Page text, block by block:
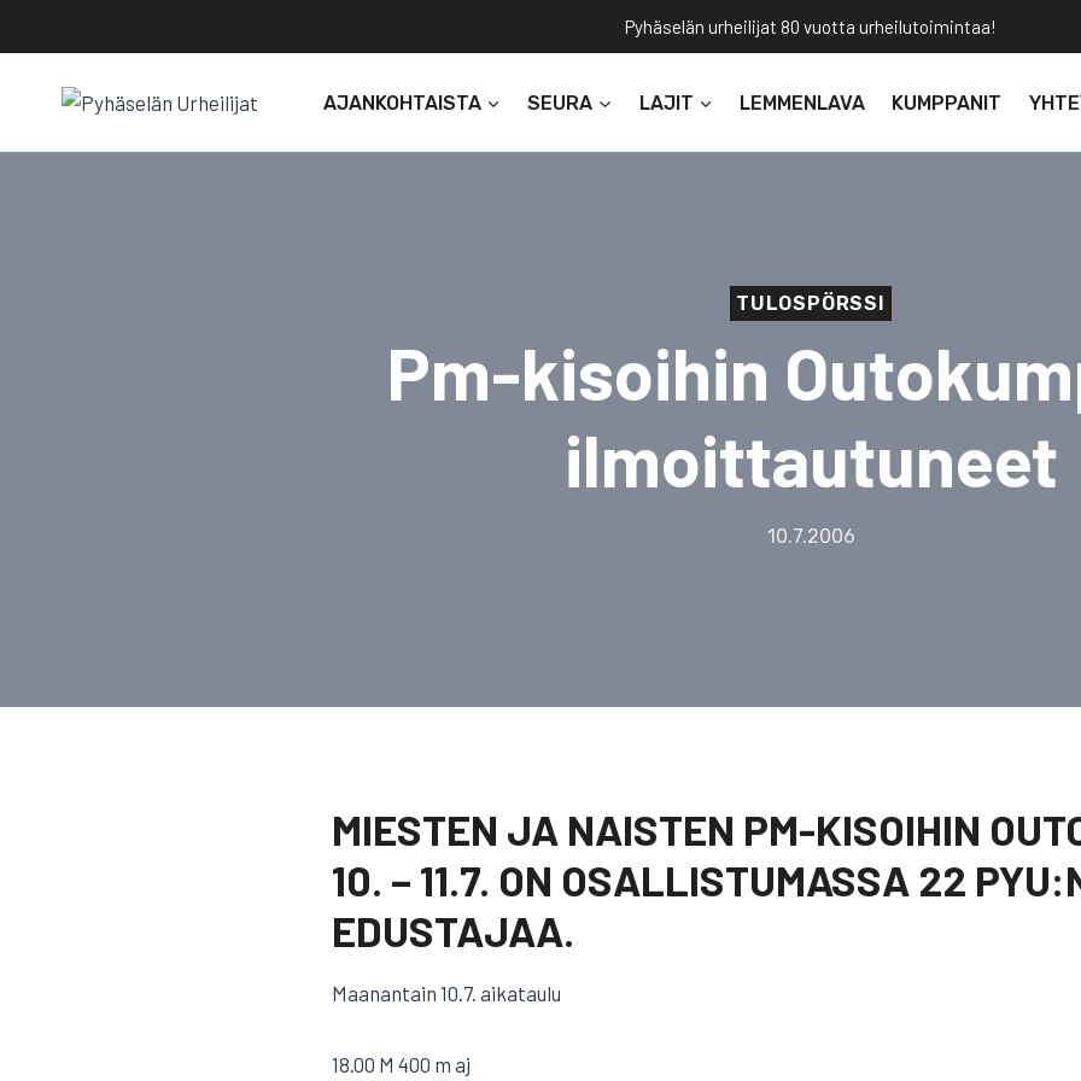
sisältöön
Pyhäselän urheilijat 80 vuotta urheilutoimintaa!
AJANKOHTAISTA SEURA LAJIT LEMMENLAVA KUMPPANIT
TULOSPÖRSSI
Pm-kisoihin
ilmoittautuneet
10.7.2006
MIESTEN JA NAISTEN PM-KISOIHIN
10. – 11.7. ON OSALLISTUMASSA 22
EDUSTAJAA.
Maanantain 10.7. aikataulu
18.00 M 400 m aj